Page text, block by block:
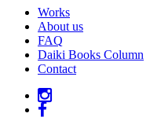
Works
About us
FAQ
Daiki Books Column
Contact